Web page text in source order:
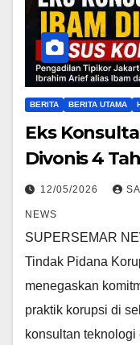
BERITA BERITA UTAMA
Eks
Divonis 4
12/05/2026
NEWS
SUPERSEMAR
Tindak Pidana
menegaskan
praktik korupsi di
konsultan